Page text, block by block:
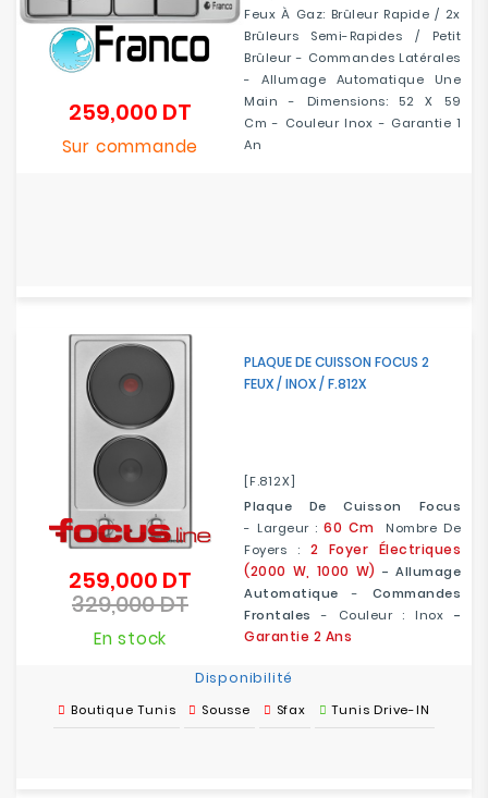
Feux À Gaz: Brûleur Rapide / 2x
Brûleurs Semi-Rapides / Petit
Brûleur - Commandes Latérales
- Allumage Automatique Une
Main - Dimensions: 52 X 59
Cm - Couleur Inox - Garantie 1
An
259,000 DT
Sur commande
PLAQUE DE CUISSON FOCUS 2
FEUX / INOX / F.812X
[F.812X]
Plaque De Cuisson Focus
- Largeur :60 Cm
Nombre De
Foyers : 2 Foyer Électriques
(2000 W, 1000 W) - Allumage
Automatique - Commandes
Frontales - Couleur : Inox -
Garantie 2 Ans
259,000 DT
329,000 DTPrix
En stock
Disponibilité
Boutique Tunis Sousse Sfax Tunis Drive-IN